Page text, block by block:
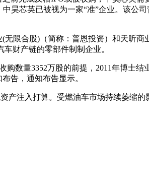
昊芯英已被视为一家“准”企业。该
合股)（简称：普恩投资）和天昕商
财产链的零部件制制企业。
数量3352万股的前提，2011年博士
告，通知布告显示。
注入打算。受燃油车市场持续萎缩的